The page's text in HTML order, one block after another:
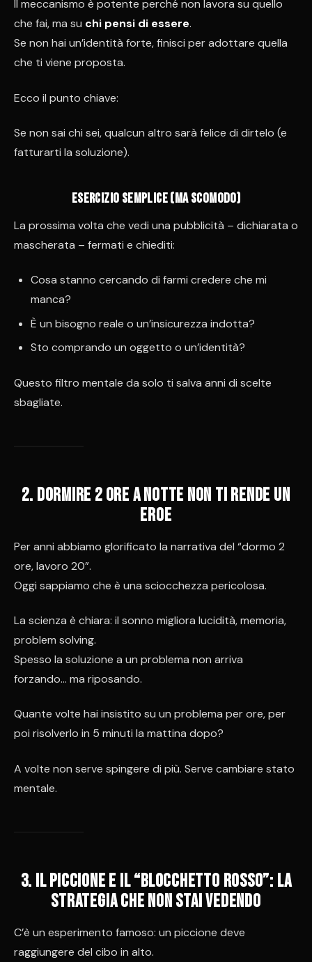
Il meccanismo è potente perché non lavora su quello
che fai, ma su chi pensi di essere.
Se non hai un’identità forte, finisci per adottare quella
che ti viene proposta.
Ecco il punto chiave:
Se non sai chi sei, qualcun altro sarà felice di dirtelo (e
fatturarti la soluzione).
Esercizio semplice (ma scomodo)
La prossima volta che vedi una pubblicità – dichiarata o
mascherata – fermati e chiediti:
Cosa stanno cercando di farmi credere che mi
manca?
È un bisogno reale o un’insicurezza indotta?
Sto comprando un oggetto o un’identità?
Questo filtro mentale da solo ti salva anni di scelte
sbagliate.
2. Dormire 2 ore a notte non ti rende un
eroe
Per anni abbiamo glorificato la narrativa del “dormo 2
ore, lavoro 20”.
Oggi sappiamo che è una sciocchezza pericolosa.
La scienza è chiara: il sonno migliora lucidità, memoria,
problem solving.
Spesso la soluzione a un problema non arriva
forzando… ma riposando.
Quante volte hai insistito su un problema per ore, per
poi risolverlo in 5 minuti la mattina dopo?
A volte non serve spingere di più. Serve cambiare stato
mentale.
3. Il piccione e il “blocchetto rosso”: la
strategia che non stai vedendo
C’è un esperimento famoso: un piccione deve
raggiungere del cibo in alto.